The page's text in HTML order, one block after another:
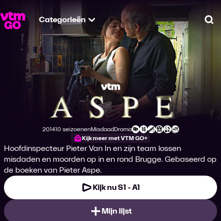
Categorieën
Aspe
Productiejaar
201410 seizoenen
Genre
Misdaad
Genre
Drama
Leeftijdsclassificatie
Kijk meer met VTM GO+
Hoofdinspecteur Pieter Van In en zijn team lossen
misdaden en moorden op in en rond Brugge. Gebaseerd op
de boeken van Pieter Aspe.
Kijk nu S1 - A1
Mijn lijst